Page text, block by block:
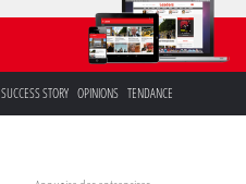
SUCCESS STORY OPINIONS TENDANCE